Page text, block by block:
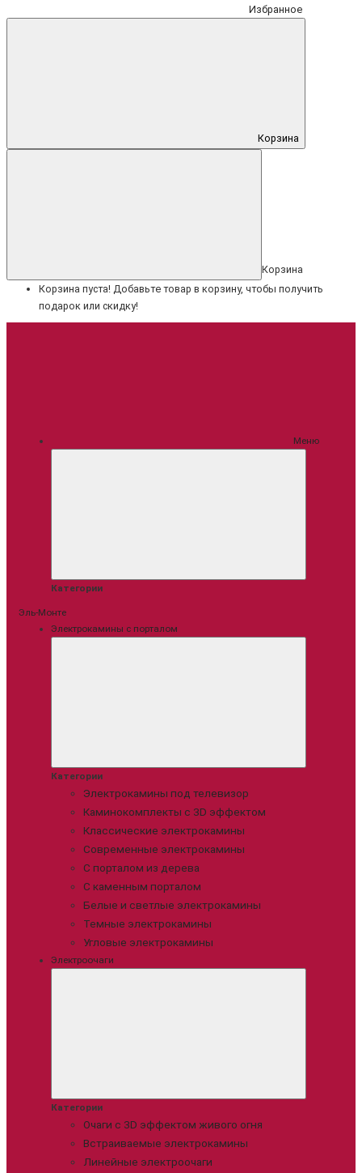
Избранное
Корзина
Корзина
Корзина пуста! Добавьте товар в корзину, чтобы получить
подарок или скидку!
Меню
Категории
Эль-Монте
Электрокамины с порталом
Категории
Электрокамины под телевизор
Каминокомплекты с 3D эффектом
Классические электрокамины
Современные электрокамины
С порталом из дерева
С каменным порталом
Белые и светлые электрокамины
Темные электрокамины
Угловые электрокамины
Электроочаги
Категории
Очаги с 3D эффектом живого огня
Встраиваемые электрокамины
Линейные электроочаги